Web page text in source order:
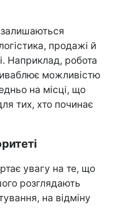
продажі й
Наприклад, робота
можливістю
на місці, що
тих, хто починає
увагу на те, що
розглядають
на відміну